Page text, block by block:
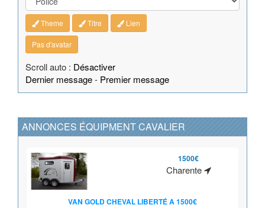
Theme Titre Lien
Pas d'avatar
Scroll auto : Désactiver
Dernier message- Premier message
ANNONCES ÉQUIPMENT CAVALIER
1500€
Charente
VAN GOLD CHEVAL LIBERTÉ A 1500€